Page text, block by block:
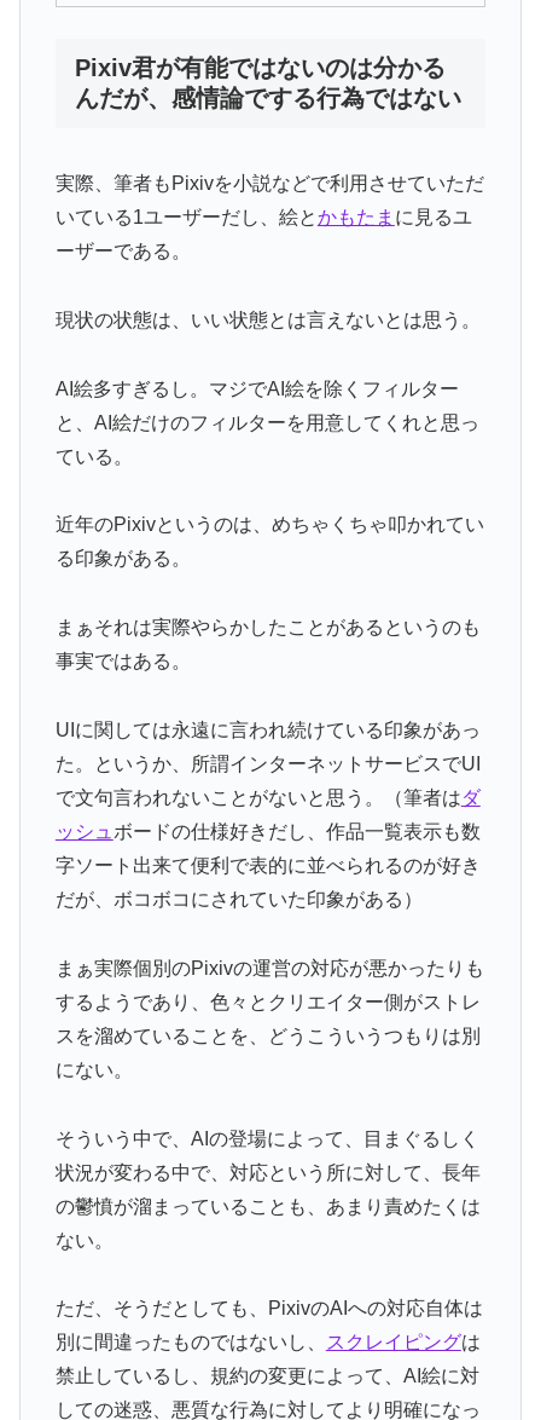
Pixiv君が有能ではないのは分かる
んだが、感情論でする行為ではない
実際、筆者もPixivを小説などで利用させていただ
いている1ユーザーだし、絵とかもたま に見るユ
ーザーである。
現状の状態は、いい状態とは言えないとは思う。
AI絵多すぎるし。マジでAI絵を除くフィルター
と、AI絵だけのフィルターを用意してくれと思っ
ている。
近年のPixivというのは、めちゃくちゃ叩かれてい
る印象がある。
まぁそれは実際やらかしたことがあるというのも
事実ではある。
UIに関しては永遠に言われ続けている印象があっ
た。というか、所謂インターネットサービスでUI
で文句言われないことがないと思う。（筆者はダ
ッシュ ボードの仕様好きだし、作品一覧表示も数
字ソート出来て便利で表的に並べられるのが好き
だが、ボコボコにされていた印象がある）
まぁ実際個別のPixivの運営の対応が悪かったりも
するようであり、色々とクリエイター側がストレ
スを溜めていることを、どうこういうつもりは別
にない。
そういう中で、AIの登場によって、目まぐるしく
状況が変わる中で、対応という所に対して、長年
の鬱憤が溜まっていることも、あまり責めたくは
ない。
ただ、そうだとしても、PixivのAIへの対応自体は
別に間違ったものではないし、
スクレイピングは
禁止しているし、規約の変更によって、AI絵に対
しての迷惑、悪質な行為に対してより明確になっ